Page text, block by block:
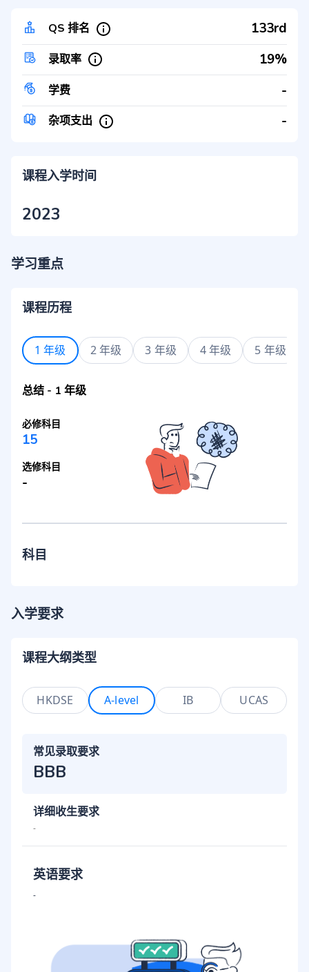
QS 排名 133rd
录取率 19%
学费 -
杂项支出 -
课程入学时间
2023
学习重点
课程历程
1 年级 2 年级 3 年级 4 年级 5 年级
总结 - 1 年级
必修科目
15
选修科目
-
科目
入学要求
课程大纲类型
HKDSE A-level IB UCAS
常见录取要求
BBB
详细收生要求
-
英语要求
-